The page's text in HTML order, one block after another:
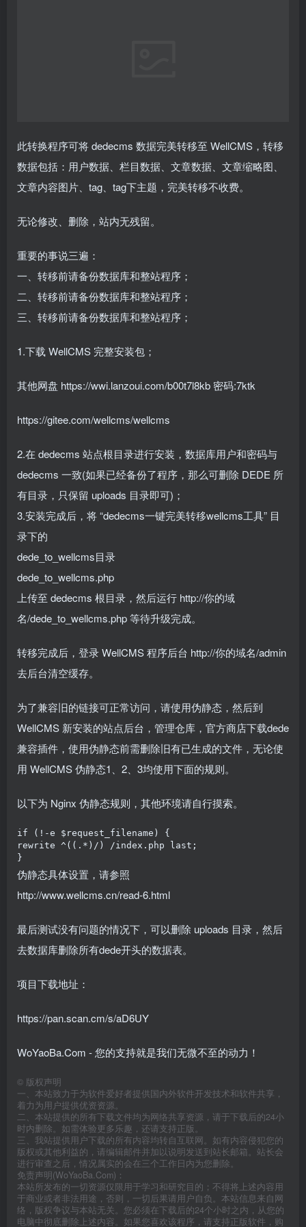
此转换程序可将 dedecms 数据完美转移至 WellCMS，转移
数据包括：用户数据、栏目数据、文章数据、文章缩略图、
文章内容图片、tag、tag下主题，完美转移不收费。
无论修改、删除，站内无残留。
重要的事说三遍：
一、转移前请备份数据库和整站程序；
二、转移前请备份数据库和整站程序；
三、转移前请备份数据库和整站程序；
1.下载 WellCMS 完整安装包；
其他网盘 https://wwi.lanzoui.com/b00t7l8kb 密码:7ktk
https://gitee.com/wellcms/wellcms
2.在 dedecms 站点根目录进行安装，数据库用户和密码与
dedecms 一致(如果已经备份了程序，那么可删除 DEDE 所
有目录，只保留 uploads 目录即可)；
3.安装完成后，将 “dedecms一键完美转移wellcms工具” 目
录下的
dede_to_wellcms目录
dede_to_wellcms.php
上传至 dedecms 根目录，然后运行 http://你的域
名/dede_to_wellcms.php 等待升级完成。
转移完成后，登录 WellCMS 程序后台 http://你的域名/admin
去后台清空缓存。
为了兼容旧的链接可正常访问，请使用伪静态，然后到
WellCMS 新安装的站点后台，管理仓库，官方商店下载dede
兼容插件，使用伪静态前需删除旧有已生成的文件，无论使
用 WellCMS 伪静态1、2、3均使用下面的规则。
以下为 Nginx 伪静态规则，其他环境请自行摸索。
if (!-e $request_filename) {
rewrite ^((.*)/) /index.php last;
}
伪静态具体设置，请参照
http://www.wellcms.cn/read-6.html
最后测试没有问题的情况下，可以删除 uploads 目录，然后
去数据库删除所有dede开头的数据表。
项目下载地址：
https://pan.scan.cm/s/aD6UY
WoYaoBa.Com - 您的支持就是我们无微不至的动力！
© 版权声明
一、本站致力于为软件爱好者提供国内外软件开发技术和软件共享，
着力为用户提供优资资源。
二、本站提供的所有下载文件均为网络共享资源，请于下载后的24小
时内删除。如需体验更多乐趣，还请支持正版。
三、我站提供用户下载的所有内容均转自互联网。如有内容侵犯您的
版权或其他利益的，请编辑邮件并加以说明发送到站长邮箱。站长会
进行审查之后，情况属实的会在三个工作日内为您删除。
免责声明(WoYaoBa.Com)：
本站所发布的一切资源仅限用于学习和研究目的；不得将上述内容用
于商业或者非法用途，否则，一切后果请用户自负。本站信息来自网
络，版权争议与本站无关。您必须在下载后的24个小时之内，从您的
电脑中彻底删除上述内容。如果您喜欢该程序，请支持正版软件，购